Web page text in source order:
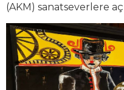
(AKM) sanatseverlere